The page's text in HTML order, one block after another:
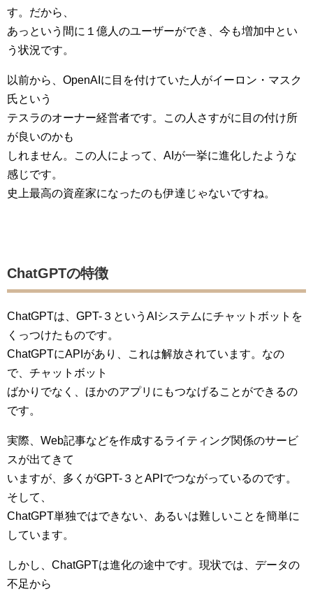
す。だから、
あっという間に１億人のユーザーができ、今も増加中とい
う状況です。
以前から、OpenAIに目を付けていた人がイーロン・マスク
氏という
テスラのオーナー経営者です。この人さすがに目の付け所
が良いのかも
しれません。この人によって、AIが一挙に進化したような
感じです。
史上最高の資産家になったのも伊達じゃないですね。
ChatGPTの特徴
ChatGPTは、GPT-３というAIシステムにチャットボットを
くっつけたものです。
ChatGPTにAPIがあり、これは解放されています。なの
で、チャットボット
ばかりでなく、ほかのアプリにもつなげることができるの
です。
実際、Web記事などを作成するライティング関係のサービ
スが出てきて
いますが、多くがGPT-３とAPIでつながっているのです。
そして、
ChatGPT単独ではできない、あるいは難しいことを簡単に
しています。
しかし、ChatGPTは進化の途中です。現状では、データの
不足から